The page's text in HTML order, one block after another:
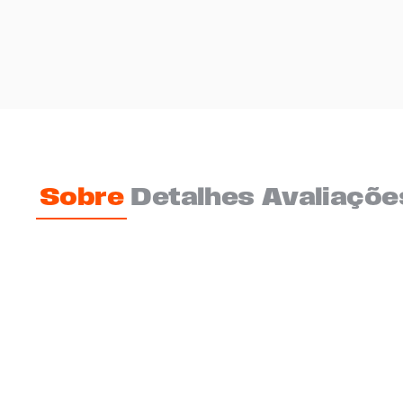
Sobre Detalhes